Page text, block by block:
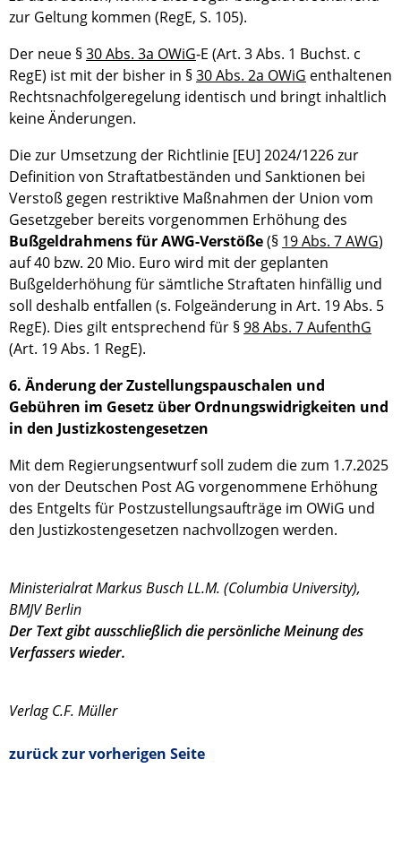
zur Geltung kommen (RegE, S. 105).
Der neue §30 Abs. 3a OWiG‑E (Art. 3 Abs. 1 Buchst. c
RegE) ist mit der bisher in §30 Abs. 2a OWiG enthaltenen
Rechtsnachfolgeregelung identisch und bringt inhaltlich
keine Änderungen.
Die zur Umsetzung der Richtlinie [EU] 2024/1226 zur
Definition von Straftatbeständen und Sanktionen bei
Verstoß gegen restriktive Maßnahmen der Union vom
Gesetzgeber bereits vorgenommen Erhöhung des
Bußgeldrahmens für AWG-Verstöße(§ 19 Abs. 7 AWG)
auf 40 bzw. 20 Mio. Euro wird mit der geplanten
Bußgelderhöhung für sämtliche Straftaten hinfällig und
soll deshalb entfallen (s. Folgeänderung in Art. 19 Abs. 5
RegE). Dies gilt entsprechend für §98 Abs. 7 AufenthG
(Art. 19 Abs. 1 RegE).
6. Änderung der Zustellungspauschalen und
Gebühren im Gesetz über Ordnungswidrigkeiten und
in den Justizkostengesetzen
Mit dem Regierungsentwurf soll zudem die zum 1.7.2025
von der Deutschen Post AG vorgenommene Erhöhung
des Entgelts für Postzustellungsaufträge im OWiG und
den Justizkostengesetzen nachvollzogen werden.
Ministerialrat Markus Busch LL.M. (Columbia University),
BMJV Berlin
Der Text gibt ausschließlich die persönliche Meinung des
Verfassers wieder.
Verlag C.F. Müller
zurück zur vorherigen Seite